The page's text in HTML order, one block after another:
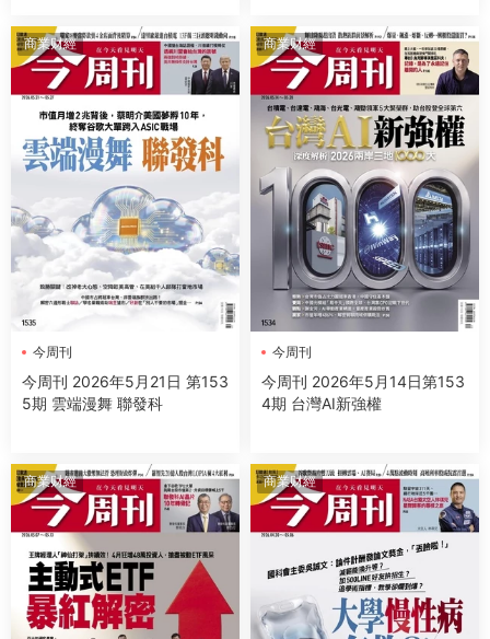
商業财經
今周刊
今周刊 2026年5月21日 第153
5期 雲端漫舞 聯發科
商業财經
今周刊
今周刊 2026年5月14日第153
4期 台灣AI新強權
商業财經 商業财經